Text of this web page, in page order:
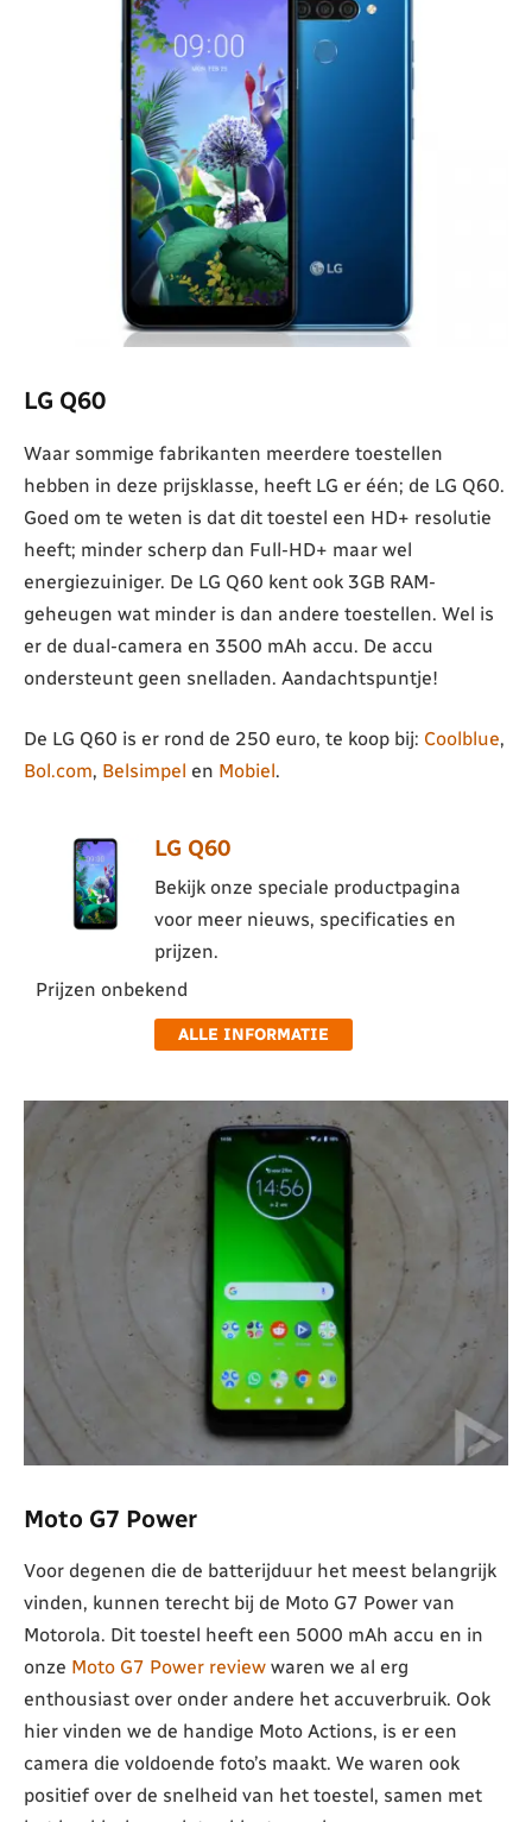
LG Q60
Waar sommige fabrikanten meerdere toestellen
hebben in deze prijsklasse, heeft LG er één; de LG Q60.
Goed om te weten is dat dit toestel een HD+ resolutie
heeft; minder scherp dan Full-HD+ maar wel
energiezuiniger. De LG Q60 kent ook 3GB RAM-
geheugen wat minder is dan andere toestellen. Wel is
er de dual-camera en 3500 mAh accu. De accu
ondersteunt geen snelladen. Aandachtspuntje!
De LG Q60 is er rond de 250 euro, te koop bij: Coolblue,
Bol.com, Belsimpel en Mobiel.
LG Q60
Bekijk onze speciale productpagina
voor meer nieuws, specificaties en
prijzen.
Prijzen onbekend
ALLE INFORMATIE
Moto G7 Power
Voor degenen die de batterijduur het meest belangrijk
vinden, kunnen terecht bij de Moto G7 Power van
Motorola. Dit toestel heeft een 5000 mAh accu en in
onze Moto G7 Power review waren we al erg
enthousiast over onder andere het accuverbruik. Ook
hier vinden we de handige Moto Actions, is er een
camera die voldoende foto’s maakt. We waren ook
positief over de snelheid van het toestel, samen met